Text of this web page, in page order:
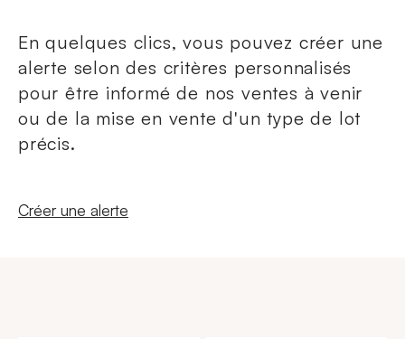
En quelques clics, vous pouvez créer une
alerte selon des critères personnalisés
pour être informé de nos ventes à venir
ou de la mise en vente d'un type de lot
précis.
Nouvelle fenêtre
Créer une alerte